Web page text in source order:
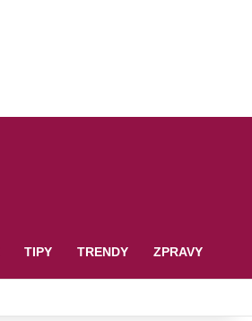
TIPY TRENDY ZPRAVY